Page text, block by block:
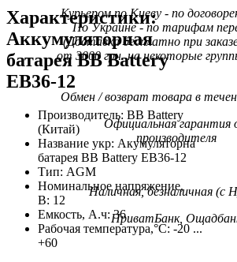
Курьером по Киеву - по
По Украине - по тарифам
(Доставка бесплатно при
от 3000 грн. на некоторые
Обмен / возврат товара в
Официальная гарантия
производителя
Наличная, безналичная (с
ПриватБанк,
Характеристики:
Аккумуляторная
батарея BB Battery
EB36-12
Производитель: BB Battery
(Китай)
Название укр: Акумуляторна
батарея BB Battery EB36-12
Тип: AGM
Номинальное напряжение,
В: 12
Емкость, А.ч: 36
Рабочая температура,°С: -20 ...
+60